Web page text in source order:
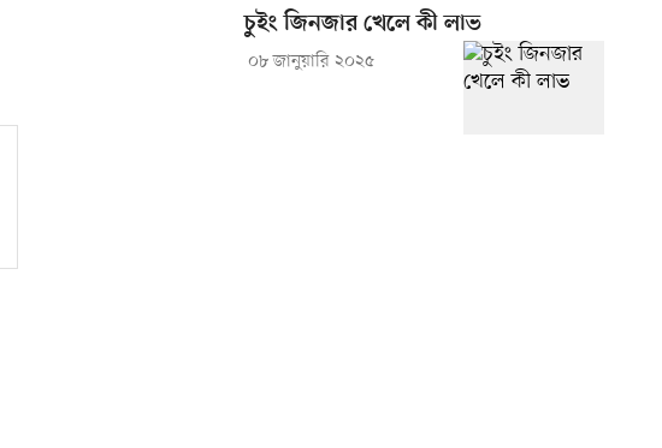
চুইং জিনজার খেলে কী লাভ
০৮ জানুয়ারি ২০২৫